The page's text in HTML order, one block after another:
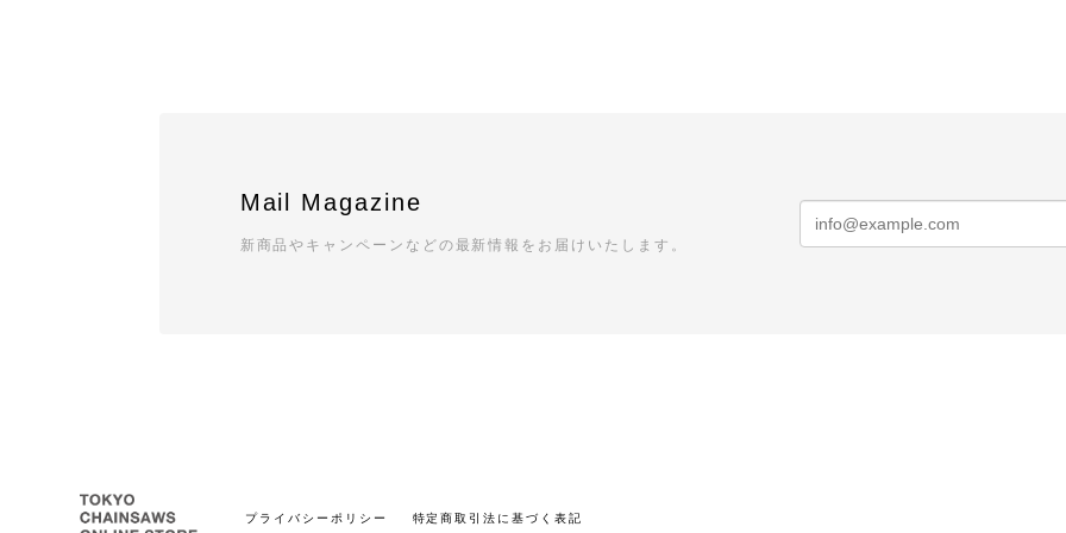
Mail Magazine
新商品やキャンペーンなどの最新情報をお届けいたします。
プライバシーポリシー 特定商取引法に基づく表記